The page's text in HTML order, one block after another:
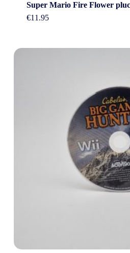
Super Mario Fire Flower
€11.95